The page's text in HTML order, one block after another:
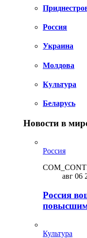
Россия
Украина
Молдова
Культура
Беларусь
Новости в
Россия
авг 06
Россия
Культура